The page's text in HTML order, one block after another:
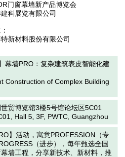
门窗幕墙新产品博览会
科展览有限公司
新材料股份有限公司
幕墙PRO：复杂建筑表皮智能化建
Construction of Complex Building
贸博览馆3楼5号馆论坛区5C01
Hall 5, 3F, PWTC, Guangzhou
】活动，寓意PROFESSION（专
（进步），每年甄选全国
墙工程，分享新技术、新材料，推